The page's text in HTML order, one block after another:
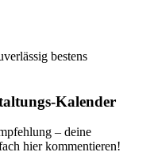
bestens
Kalender
– deine
hier kommentieren!